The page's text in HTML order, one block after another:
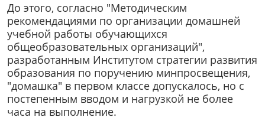
До этого, согласно "Методическим
рекомендациями по организации домашней
учебной работы обучающихся
общеобразовательных организаций",
разработанным Институтом стратегии развития
образования по поручению минпросвещения,
"домашка" в первом классе допускалось, но с
постепенным вводом и нагрузкой не более
часа на выполнение.